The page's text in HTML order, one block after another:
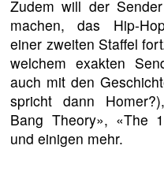
Zudem will der
machen, das Hip-
einer zweiten Staffel
welchem exakten
auch mit den
spricht dann
Bang Theory», «The
und einigen mehr.